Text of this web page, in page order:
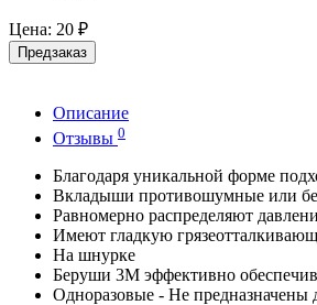
Цена: 20 ₽
Предзаказ
Описание
Отзывы 0
Благодаря уникальной форме
Вкладыши противошумные или
Равномерно распределяют
Имеют гладкую
На шнурке
Беруши 3М эффективно
Одноразовые - Не предназначены